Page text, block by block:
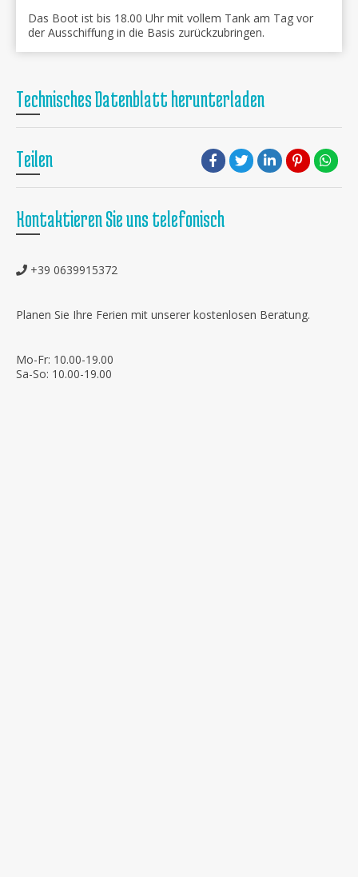
Das Boot ist bis 18.00 Uhr mit vollem Tank am Tag vor
der Ausschiffung in die Basis zurückzubringen.
Technisches Datenblatt herunterladen
Teilen
Kontaktieren Sie uns telefonisch
+39 0639915372
Planen Sie Ihre Ferien mit unserer kostenlosen Beratung.
Mo-Fr: 10.00-19.00
Sa-So: 10.00-19.00